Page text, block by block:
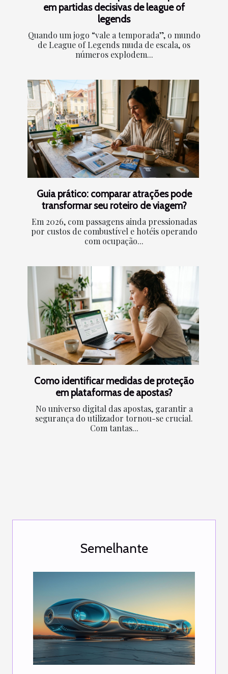
em partidas decisivas de league of
legends
Quando um jogo “vale a temporada”, o mundo
de League of Legends muda de escala, os
números explodem...
Guia prático: comparar atrações pode
transformar seu roteiro de viagem?
Em 2026, com passagens ainda pressionadas
por custos de combustível e hotéis operando
com ocupação...
Como identificar medidas de proteção
em plataformas de apostas?
No universo digital das apostas, garantir a
segurança do utilizador tornou-se crucial.
Com tantas...
Semelhante